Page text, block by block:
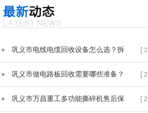
巩义市电线电缆回收设备怎么选？拆
解工...巩义市做电路板回收需要哪些准备？
聊聊...巩义市万昌重工多功能撕碎机售后保